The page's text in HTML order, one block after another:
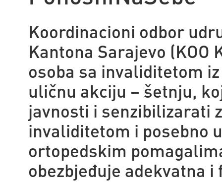
Koordinacioni odbor
Kantona Sarajevo (KOO
osoba sa invaliditetom
uličnu akciju – šetnju,
javnosti i senzibilizarati
invaliditetom i posebno
ortopedskim
obezbjeđuje adekvatna